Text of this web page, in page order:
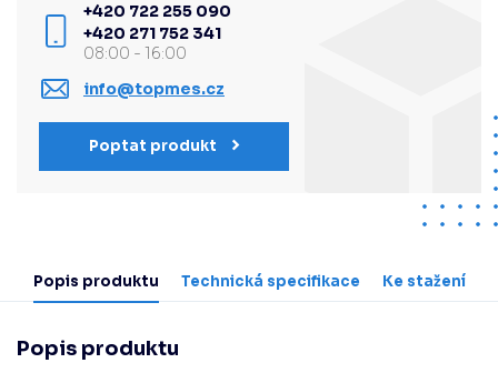
+420 722 255 090
+420 271 752 341
08:00 - 16:00
info@topmes.cz
Poptat produkt
Popis produktu Technická specifikace Ke stažení
Popis produktu